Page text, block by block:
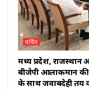
चर्चित
मध्य प्रदेश, राजस्थान
बीजेपी आलाकमान की
के साथ जवाबदेही तय